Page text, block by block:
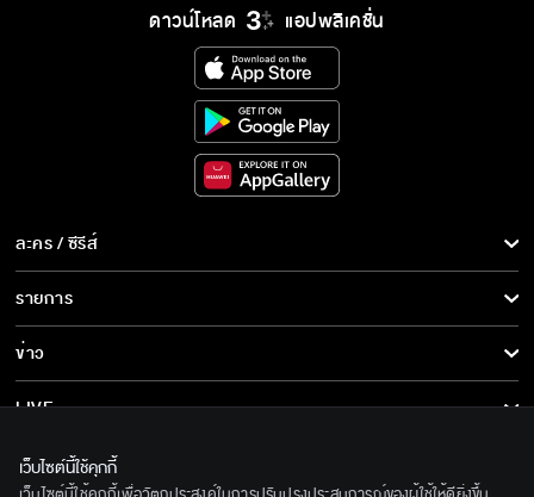
ข้าว่าแกเมาแล้วนะ
ข้าไม่เคยนอนกับคนอื่น โดยเฉพาะผู้ชายสองต่อ
สอง
แซ่บจะพิสูจน์ว่าแซ่บไม่ได้เป็นปอบ
ดาวน์โหลด แอปพลิเคชั่น
ละคร / ซีรีส์
ละคร/ซีรีส์
ซีรีส์นานาชาติ
การ์ตูน & เกม
รายการ
รายการทั้งหมด
ข่าว
ข่าวทั้งหมด
ข่าวประชาสัมพันธ์
LIVE
เกี่ยวกับเรา
เว็บไซต์นี้ใช้คุกกี้